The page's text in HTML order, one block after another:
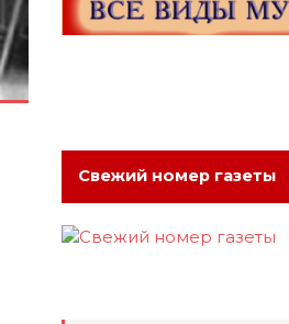
Свежий номер газеты